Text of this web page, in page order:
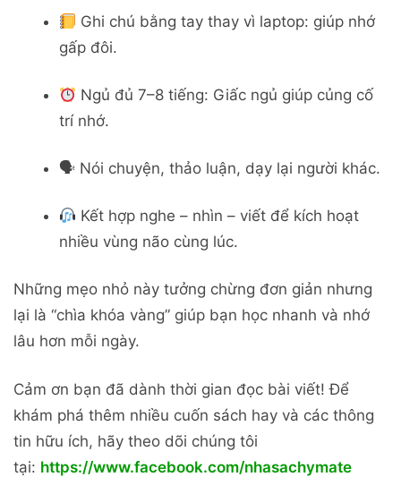
Ghi chú bằng tay thay vì laptop: giúp nhớ
gấp đôi.
Ngủ đủ 7–8 tiếng: Giấc ngủ giúp củng cố
trí nhớ.
🗣 Nói chuyện, thảo luận, dạy lại người khác.
Kết hợp nghe – nhìn – viết để kích hoạt
nhiều vùng não cùng lúc.
Những mẹo nhỏ này tưởng chừng đơn giản nhưng
lại là “chìa khóa vàng” giúp bạn học nhanh và nhớ
lâu hơn mỗi ngày.
Cảm ơn bạn đã dành thời gian đọc bài viết! Để
khám phá thêm nhiều cuốn sách hay và các thông
tin hữu ích, hãy theo dõi chúng tôi
tại: https://www.facebook.com/nhasachymate